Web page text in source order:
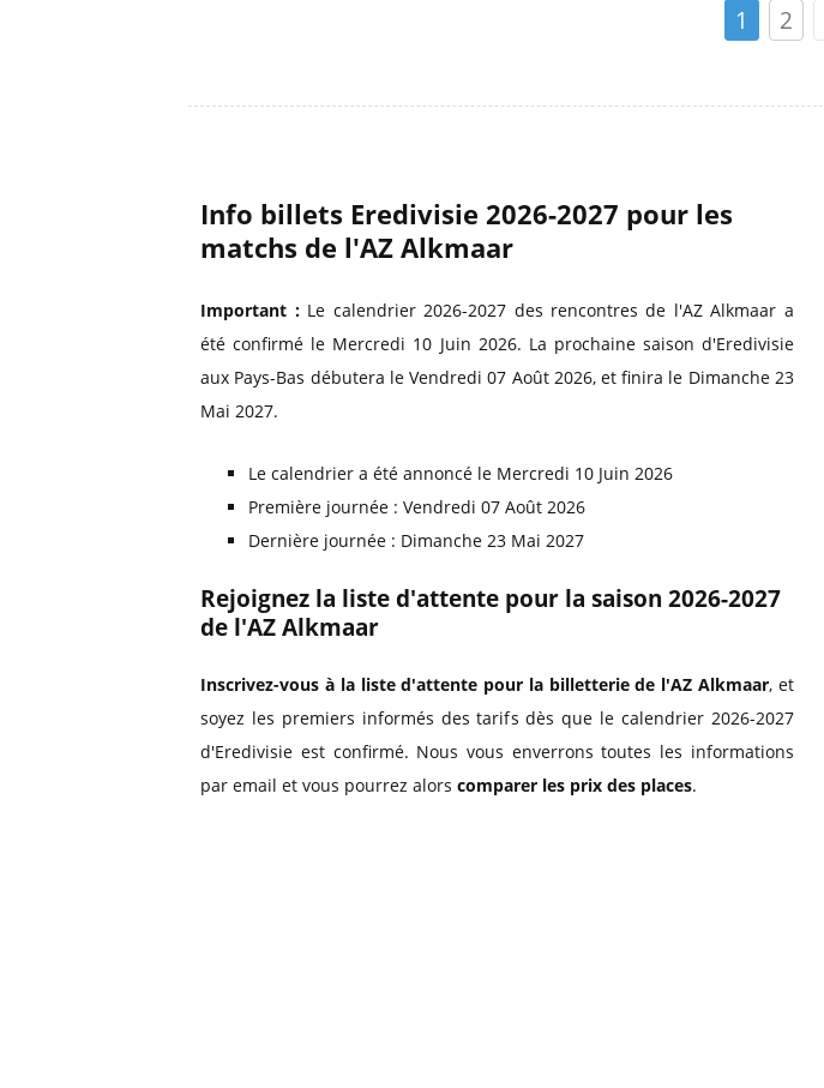
1 2
Info billets Eredivisie 2026-2027 pour les
matchs de l'AZ Alkmaar
Important :Le calendrier 2026-2027 des rencontres de l'AZ Alkmaar a
été confirmé le Mercredi 10 Juin 2026. La prochaine saison d'Eredivisie
aux Pays-Bas débutera le Vendredi 07 Août 2026, et finira le Dimanche 23
Mai 2027.
Le calendrier a été annoncé le Mercredi 10 Juin 2026
Première journée : Vendredi 07 Août 2026
Dernière journée : Dimanche 23 Mai 2027
Rejoignez la liste d'attente pour la saison 2026-2027
de l'AZ Alkmaar
Inscrivez-vous à la liste d'attente pour la billetterie de l'AZ Alkmaar, et
soyez les premiers informés des tarifs dès que le calendrier 2026-2027
d'Eredivisie est confirmé. Nous vous enverrons toutes les informations
par email et vous pourrez alorscomparer les prix des places.